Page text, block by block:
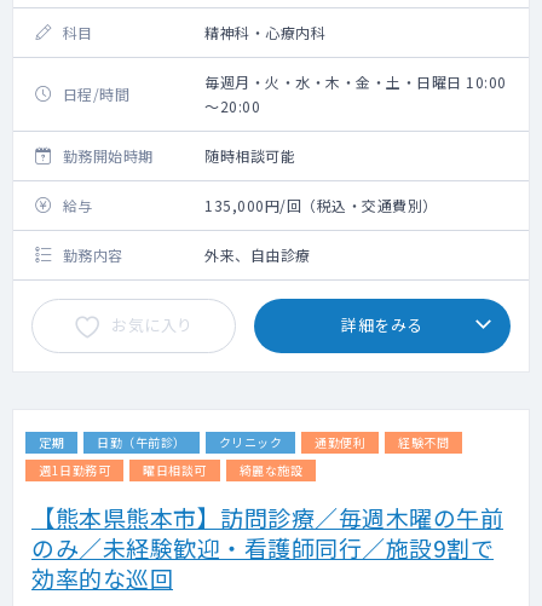
科目 精神科・心療内科
日程/時間
毎週月・火・水・木・金・土・日曜日 10:00
～20:00
勤務開始時期 随時相談可能
給与 135,000円/回（税込・交通費別）
勤務内容 外来、自由診療
お気に入り 詳細をみる
定期 日勤（午前診） クリニック 通勤便利
経験不問
週1日勤務可
曜日相談可 綺麗な施設
【熊本県熊本市】訪問診療／毎週木曜の午前
のみ／未経験歓迎・看護師同行／施設9割で
効率的な巡回